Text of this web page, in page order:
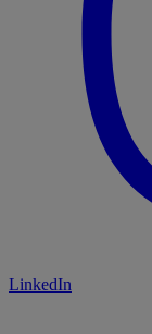
LinkedIn